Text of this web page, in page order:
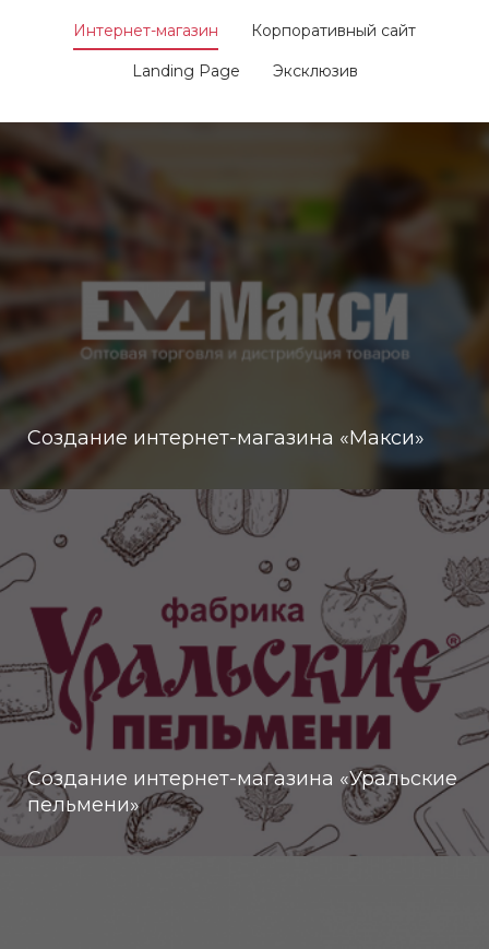
Интернет-магазин Корпоративный сайт
Landing Page Эксклюзив
Создание интернет-магазина «Макси»
Создание интернет-магазина «Уральские
пельмени»